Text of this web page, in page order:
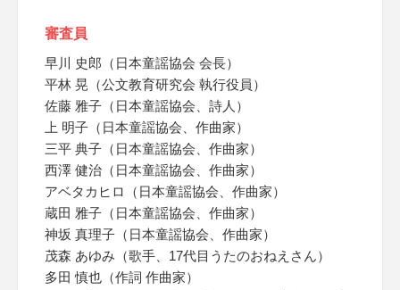
審査員
早川 史郎（日本童謡協会 会長）
平林 晃（公文教育研究会 執行役員）
佐藤 雅子（日本童謡協会、詩人）
上 明子（日本童謡協会、作曲家）
三平 典子（日本童謡協会、作曲家）
西澤 健治（日本童謡協会、作曲家）
アベタカヒロ（日本童謡協会、作曲家）
蔵田 雅子（日本童謡協会、作曲家）
神坂 真理子（日本童謡協会、作曲家）
茂森 あゆみ（歌手、17代目うたのおねえさん）
多田 慎也（作詞 作曲家）